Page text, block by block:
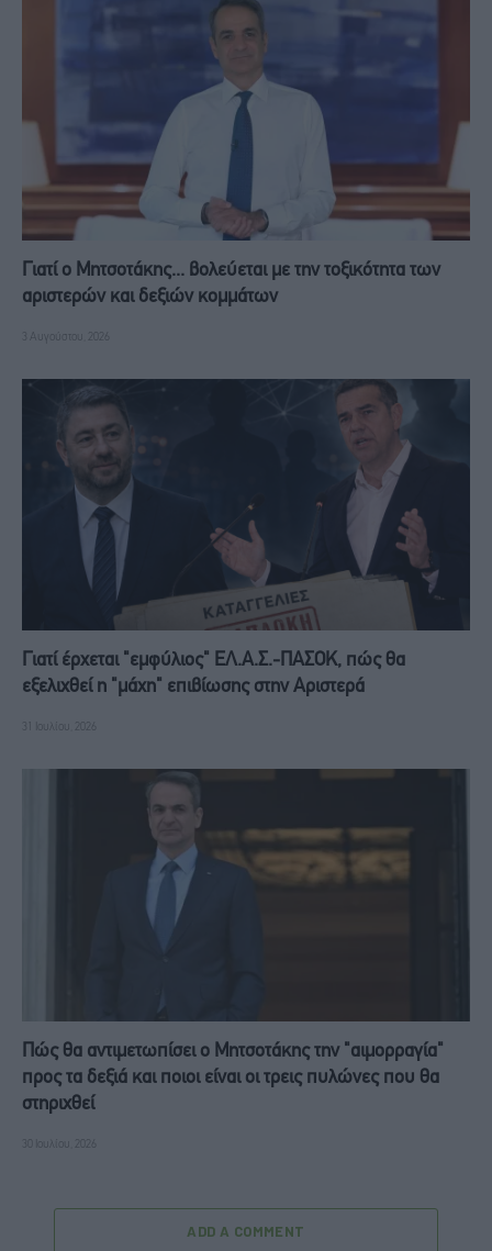
Γιατί ο Μητσοτάκης... βολεύεται με την τοξικότητα των
αριστερών και δεξιών κομμάτων
3 Αυγούστου, 2026
Γιατί έρχεται "εμφύλιος" ΕΛ.Α.Σ.-ΠΑΣΟΚ, πώς θα
εξελιχθεί η "μάχη" επιβίωσης στην Αριστερά
31 Ιουλίου, 2026
Πώς θα αντιμετωπίσει ο Μητσοτάκης την "αιμορραγία"
προς τα δεξιά και ποιοι είναι οι τρεις πυλώνες που θα
στηριχθεί
30 Ιουλίου, 2026
ADD A COMMENT